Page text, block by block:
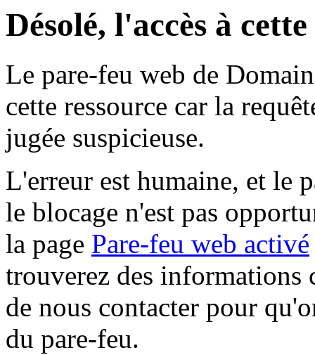
Désolé, l'accès à
Le pare-feu web de
cette ressource car la
jugée suspicieuse.
L'erreur est humaine, et le
le blocage n'est pas
la page Pare-feu web activé
trouverez des informations
de nous contacter pour
du pare-feu.